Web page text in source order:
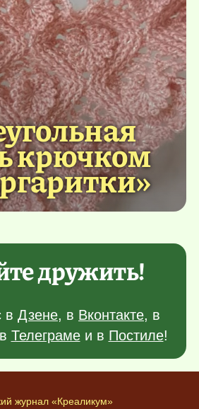
крючком
дружить!
в Дзене, в Вконтакте, в
Телеграмеи в Постиле!
журнал «Креаликум»